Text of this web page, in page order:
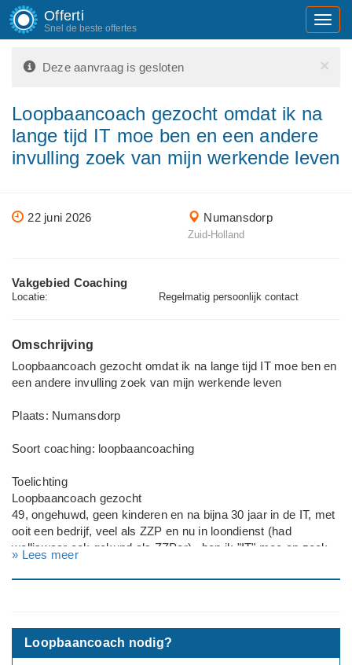
Offerti
Snel de beste offertes
×
Deze aanvraag is gesloten
Loopbaancoach gezocht omdat ik na
lange tijd IT moe ben en een andere
invulling zoek van mijn werkende leven
22 juni 2026 Numansdorp
Zuid-Holland
Vakgebied Coaching
Locatie: Regelmatig persoonlijk contact
Omschrijving
Loopbaancoach gezocht omdat ik na lange tijd IT moe ben en
een andere invulling zoek van mijn werkende leven
Plaats: Numansdorp
Soort coaching: loopbaancoaching
Toelichting
Loopbaancoach gezocht
49, ongehuwd, geen kinderen en na bijna 30 jaar in de IT, met
ooit een bedrijf, veel als ZZP en nu in loondienst (had
welliswaar ook gekund als ZZPer) , ben ik "IT" moe en zoek
werkende leven.
Programmeren was ooit leuk, maar in het huidige landschap
ook niet meer. Ik ken de burn-out van vroeger, de bore-out
» Lees meer
Loopbaancoach nodig?